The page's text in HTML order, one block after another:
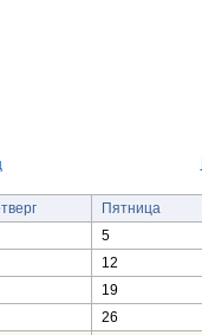
Пятница
5
12
19
26